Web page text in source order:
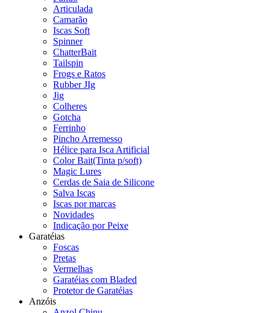
Articulada
Camarão
Iscas Soft
Spinner
ChatterBait
Tailspin
Frogs e Ratos
Rubber JIg
Jig
Colheres
Gotcha
Ferrinho
Pincho Arremesso
Hélice para Isca Artificial
Color Bait(Tinta p/soft)
Magic Lures
Cerdas de Saia de Silicone
Salva Iscas
Iscas por marcas
Novidades
Indicação por Peixe
Garatéias
Foscas
Pretas
Vermelhas
Garatéias com Bladed
Protetor de Garatéias
Anzóis